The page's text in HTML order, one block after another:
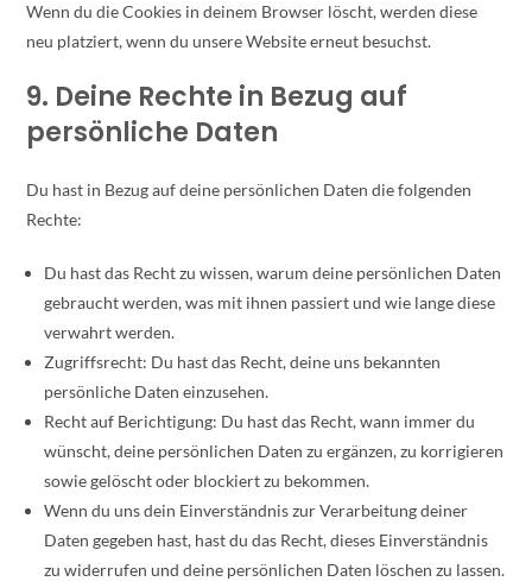
Wenn du die Cookies in deinem Browser löscht, werden diese
neu platziert, wenn du unsere Website erneut besuchst.
9. Deine Rechte in Bezug auf
persönliche Daten
Du hast in Bezug auf deine persönlichen Daten die folgenden
Rechte:
Du hast das Recht zu wissen, warum deine persönlichen Daten
gebraucht werden, was mit ihnen passiert und wie lange diese
verwahrt werden.
Zugriffsrecht: Du hast das Recht, deine uns bekannten
persönliche Daten einzusehen.
Recht auf Berichtigung: Du hast das Recht, wann immer du
wünscht, deine persönlichen Daten zu ergänzen, zu korrigieren
sowie gelöscht oder blockiert zu bekommen.
Wenn du uns dein Einverständnis zur Verarbeitung deiner
Daten gegeben hast, hast du das Recht, dieses Einverständnis
zu widerrufen und deine persönlichen Daten löschen zu lassen.